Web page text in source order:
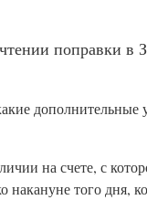
поправки в
на счете, с
того дня,